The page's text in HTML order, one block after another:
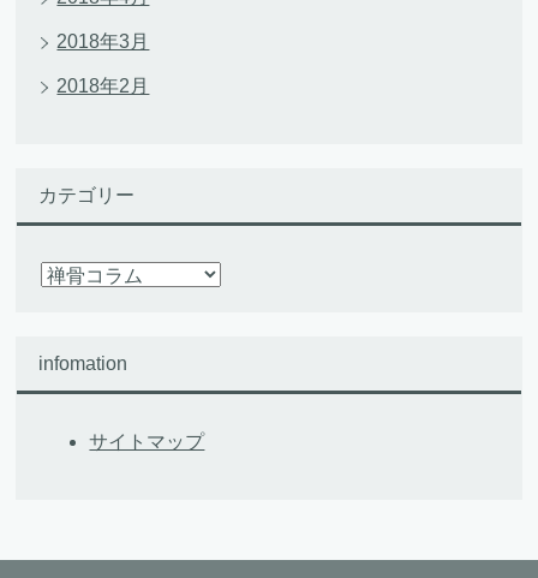
2018年3月
2018年2月
カテゴリー
カ
ー
infomation
サイトマップ